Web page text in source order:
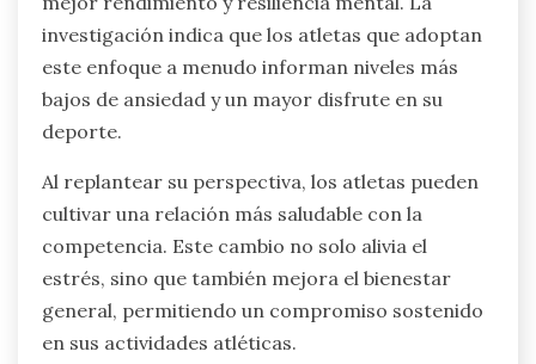
investigación indica que los atletas que adoptan
este enfoque a menudo informan niveles más
bajos de ansiedad y un mayor disfrute en su
deporte.
Al replantear su perspectiva, los atletas pueden
cultivar una relación más saludable con la
competencia. Este cambio no solo alivia el
estrés, sino que también mejora el bienestar
general, permitiendo un compromiso sostenido
en sus actividades atléticas.